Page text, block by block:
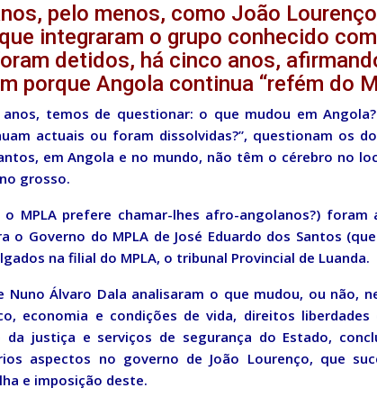
pelo menos, como João
integraram o grupo conhecido
detidos, há cinco anos,
porque Angola continua “refém do
temos de questionar: o que mudou em
actuais ou foram dissolvidas?”, questionam os
em Angola e no mundo, não têm o cérebro no
grosso.
MPLA prefere chamar-lhes afro-angolanos?) foram
o Governo do MPLA de José Eduardo dos Santos
na filial do MPLA, o tribunal Provincial de Luanda.
Nuno Álvaro Dala analisaram o que mudou, ou não,
economia e condições de vida, direitos liberdades
da justiça e serviços de segurança do Estado,
aspectos no governo de João Lourenço, que
e imposição deste.